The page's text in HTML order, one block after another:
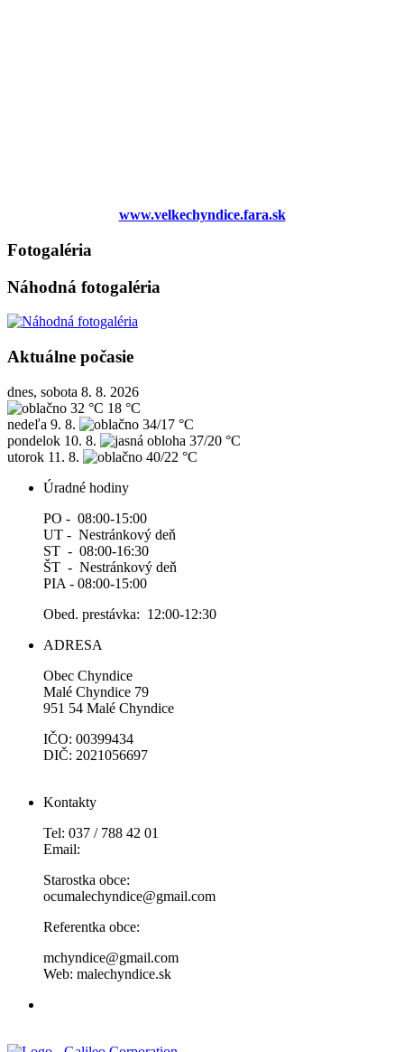
www.velkechyndice.fara.sk
Fotogaléria
Náhodná fotogaléria
Aktuálne počasie
dnes, sobota 8. 8. 2026
32 °C 18 °C
nedeľa 9. 8.
34/17 °C
pondelok 10. 8.
37/20 °C
utorok 11. 8.
40/22 °C
Úradné hodiny
PO - 08:00-15:00
UT - Nestránkový deň
ST - 08:00-16:30
ŠT - Nestránkový deň
PIA - 08:00-15:00
Obed. prestávka: 12:00-12:30
ADRESA
Obec Chyndice
Malé Chyndice 79
951 54 Malé Chyndice
IČO: 00399434
DIČ: 2021056697
Kontakty
Tel: 037 / 788 42 01
Email:
Starostka obce:
ocumalechyndice@gmail.com
Referentka obce:
mchyndice@gmail.com
Web: malechyndice.sk